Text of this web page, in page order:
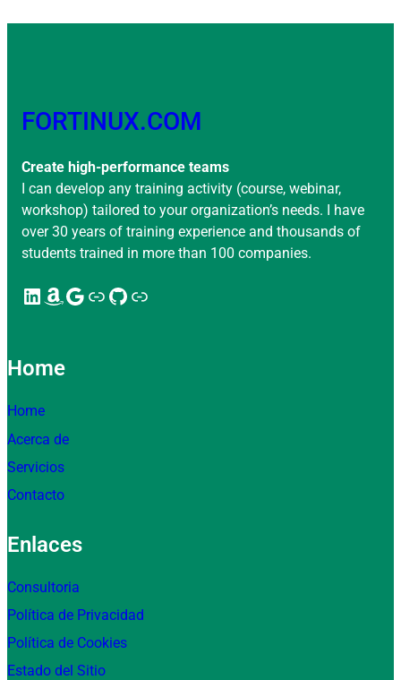
FORTINUX.COM
Create high-performance teams
I can develop any training activity (course, webinar,
workshop) tailored to your organization’s needs. I have
over 30 years of training experience and thousands of
students trained in more than 100 companies.
LinkedIn Amazon Google Enlace GitHub Enlace
Home
Home
Acerca de
Servicios
Contacto
Enlaces
Consultoria
Política de Privacidad
Política de Cookies
Estado del Sitio